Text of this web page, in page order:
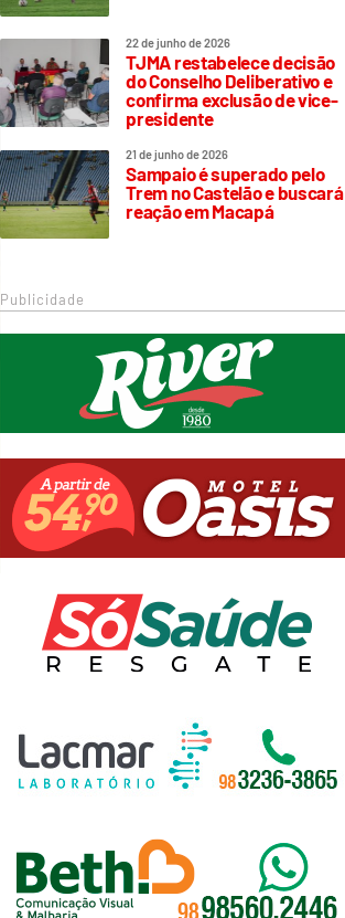
22 de junho de 2026
TJMA restabelece decisão
do Conselho Deliberativo e
confirma exclusão de vice-
presidente
21 de junho de 2026
Sampaio é superado pelo
Trem no Castelão e buscará
reação em Macapá
Publicidade